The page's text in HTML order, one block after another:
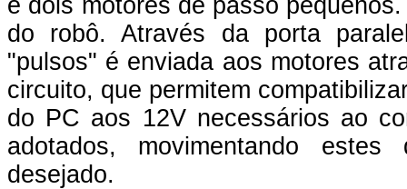
do robô.Através da porta
"pulsos" é enviada aos motores
circuito, que permitem
do PC aos 12V necessários ao
adotados, movimentando
desejado.